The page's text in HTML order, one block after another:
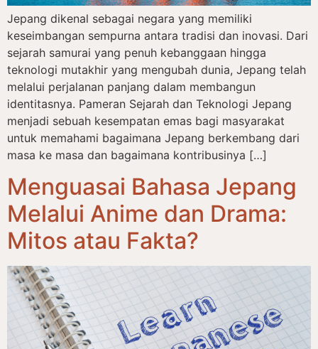
Jepang dikenal sebagai negara yang memiliki
keseimbangan sempurna antara tradisi dan inovasi. Dari
sejarah samurai yang penuh kebanggaan hingga
teknologi mutakhir yang mengubah dunia, Jepang telah
melalui perjalanan panjang dalam membangun
identitasnya. Pameran Sejarah dan Teknologi Jepang
menjadi sebuah kesempatan emas bagi masyarakat
untuk memahami bagaimana Jepang berkembang dari
masa ke masa dan bagaimana kontribusinya […]
Menguasai Bahasa Jepang
Melalui Anime dan Drama:
Mitos atau Fakta?